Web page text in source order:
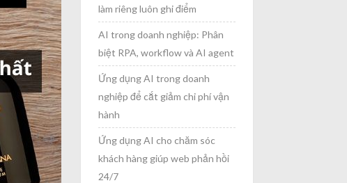
làm riêng luôn ghi điểm
AI trong doanh nghiệp: Phân
biệt RPA, workflow và AI agent
Ứng dụng AI trong doanh
nghiệp để cắt giảm chi phí vận
hành
Ứng dụng AI cho chăm sóc
khách hàng giúp web phản hồi
24/7